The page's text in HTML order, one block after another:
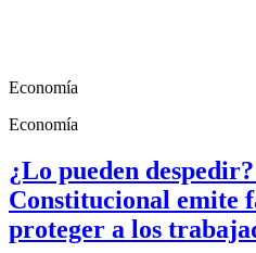
Economía
Economía
¿Lo pueden
Constitucional emite
proteger a los